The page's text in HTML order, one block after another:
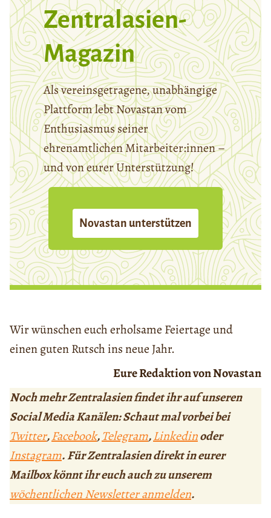
Zentralasien-
Magazin
Als vereinsgetragene, unabhängige
Plattform lebt Novastan vom
Enthusiasmus seiner
ehrenamtlichen Mitarbeiter:innen –
und von eurer Unterstützung!
Novastan unterstützen
Wir wünschen euch erholsame Feiertage und
einen guten Rutsch ins neue Jahr.
Eure Redaktion von Novastan
Noch mehr Zentralasien findet ihr auf unseren
Social Media Kanälen: Schaut mal vorbei bei
Twitter,Facebook,Telegram,Linkedinoder
Instagram. Für Zentralasien direkt in eurer
Mailbox könnt ihr euch auch zu unserem
wöchentlichen Newsletter anmelden.